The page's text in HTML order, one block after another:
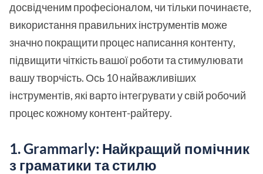
досвідченим професіоналом, чи тільки починаєте,
використання правильних інструментів може
значно покращити процес написання контенту,
підвищити чіткість вашої роботи та стимулювати
вашу творчість. Ось 10 найважливіших
інструментів, які варто інтегрувати у свій робочий
процес кожному контент-райтеру.
1. Grammarly: Найкращий помічник
з граматики та стилю